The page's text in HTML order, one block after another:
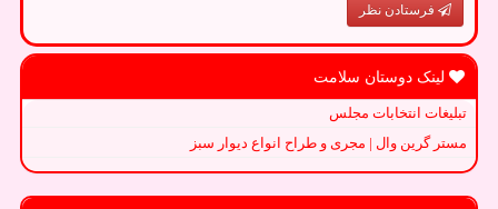
فرستادن نظر
لینک دوستان سلامت
تبلیغات انتخابات مجلس
مستر گرین وال | مجری و طراح انواع دیوار سبز